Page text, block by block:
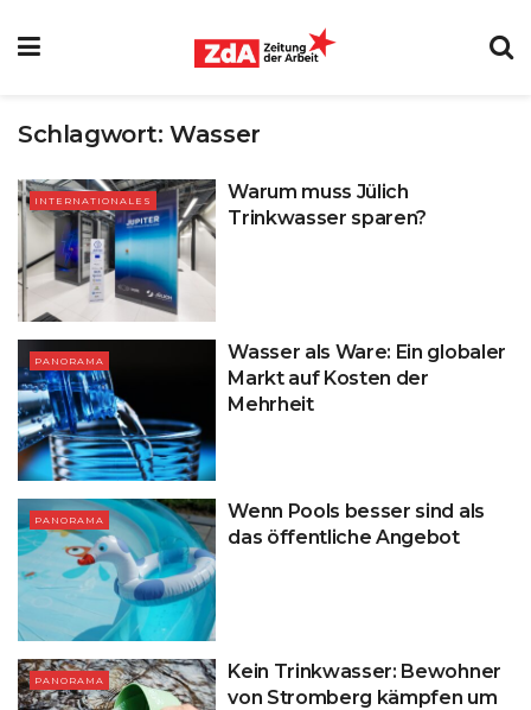
Schlagwort:Wasser
INTERNATIONALES
Warum muss Jülich
Trinkwasser sparen?
PANORAMA
Wasser als Ware: Ein globaler
Markt auf Kosten der
Mehrheit
PANORAMA
Wenn Pools besser sind als
das öffentliche Angebot
PANORAMA
Kein Trinkwasser: Bewohner
von Stromberg kämpfen um